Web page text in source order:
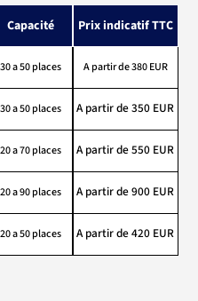
Capacité
30 a 50 places
30 a 50 places
20 a 70 places
20 a 90 places
20 a 50 places
Prix indicatif TTC
A partir de 380 EUR
A partir de 350 EUR
A partir de 550 EUR
A partir de 900 EUR
A partir de 420 EUR